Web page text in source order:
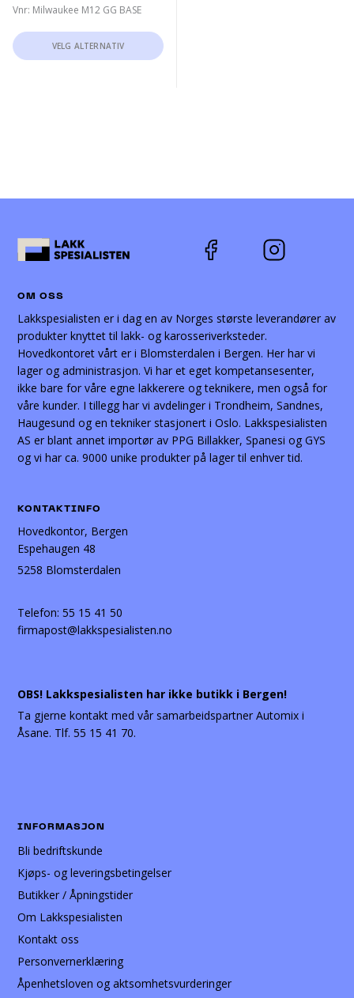
kr4
531.25
Vnr: Milwaukee M12 GG BASE
VELG ALTERNATIV
Dette
produktet
på
OM OSS
Lakkspesialisten er i dag en av Norges største leverandører av
produkter knyttet til lakk- og karosseriverksteder.
Hovedkontoret vårt er i Blomsterdalen i Bergen. Her har vi
lager og administrasjon. Vi har et eget kompetansesenter,
ikke bare for våre egne lakkerere og teknikere, men også for
våre kunder. I tillegg har vi avdelinger i Trondheim, Sandnes,
Haugesund og en tekniker stasjonert i Oslo. Lakkspesialisten
AS er blant annet importør av PPG Billakker, Spanesi og GYS
og vi har ca. 9000 unike produkter på lager til enhver tid.
KONTAKTINFO
Hovedkontor, Bergen
Espehaugen 48
5258 Blomsterdalen
Telefon:55 15 41 50
firmapost@lakkspesialisten.no
OBS! Lakkspesialisten har ikke butikk i Bergen!
Ta gjerne kontakt med vår samarbeidspartner Automix i
Åsane. Tlf. 55 15 41 70.
INFORMASJON
Bli bedriftskunde
Kjøps- og leveringsbetingelser
Butikker / Åpningstider
Om Lakkspesialisten
Kontakt oss
Personvernerklæring
Åpenhetsloven og aktsomhetsvurderinger